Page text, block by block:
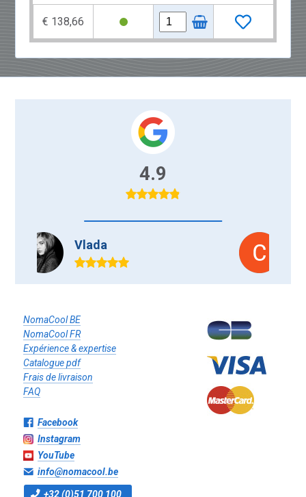
€ 138,66
4.9
NomaCool BE
NomaCool FR
Expérience & expertise
Catalogue pdf
Frais de livraison
FAQ
Facebook
Instagram
YouTube
info@nomacool.be
+32 (0)51 700 100